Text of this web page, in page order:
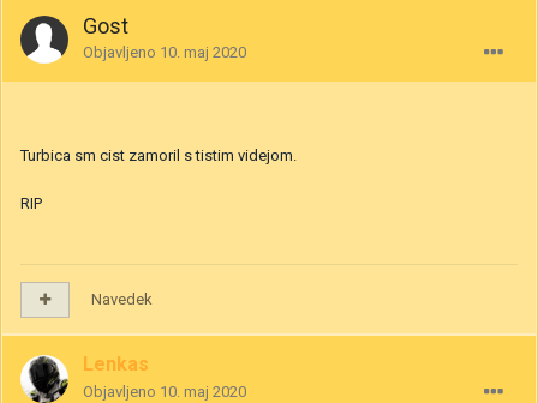
Gost
Objavljeno 10. maj 2020
Turbica sm cist zamoril s tistim videjom.
RIP
Navedek
Lenkas
Objavljeno 10. maj 2020